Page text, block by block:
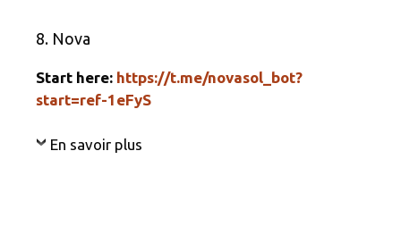
8. Nova
Start here: https://t.me/novasol_bot?
start=ref-1eFyS
En savoir plus